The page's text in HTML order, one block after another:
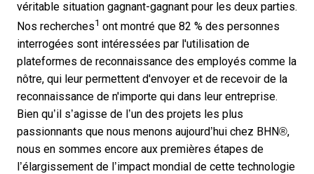
véritable situation gagnant-gagnant pour les deux parties.
Nos recherches1 ont montré que 82 % des personnes
interrogées sont intéressées par l'utilisation de
plateformes de reconnaissance des employés comme la
nôtre, qui leur permettent d'envoyer et de recevoir de la
reconnaissance de n'importe qui dans leur entreprise.
Bien qu’il s’agisse de l’un des projets les plus
passionnants que nous menons aujourd’hui chez BHN®,
nous en sommes encore aux premières étapes de
l’élargissement de l’impact mondial de cette technologie